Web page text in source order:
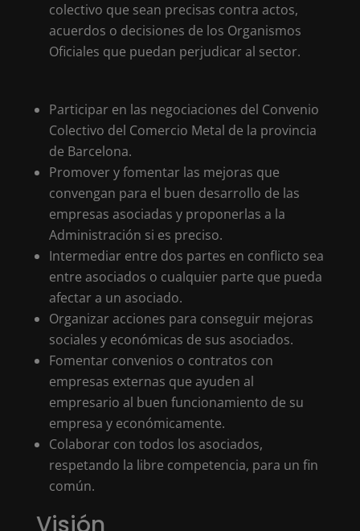
colectivo que sean precisas contra actos,
acuerdos o decisiones de los Organismos
Oficiales que puedan perjudicar al sector.
Participar en las negociaciones del Convenio
Colectivo del Comercio Metal de la provincia
de Barcelona.
Promover y fomentar las mejoras que
convengan para el buen desarrollo de las
empresas asociadas y proponerlas a la
Administración si es preciso.
Intermediar entre dos partes en conflicto sea
entre asociados o cualquier parte que pueda
afectar a un asociado.
Organizar acciones para conseguir mejoras
sociales y económicas de sus asociados.
Fomentar convenios o contratos con
empresas externas que ayuden al
empresario al buen funcionamiento de su
empresa y económicamente.
Colaborar con todos los asociados,
respetando la libre competencia, para un fin
común.